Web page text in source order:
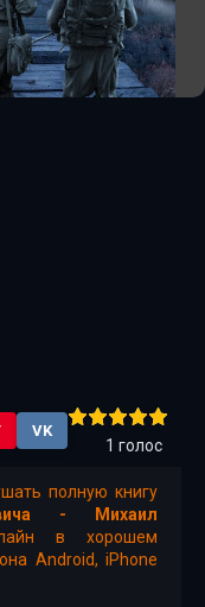
VK
1 голос
полную книгу
- Михаил
в хорошем
Android, iPhone